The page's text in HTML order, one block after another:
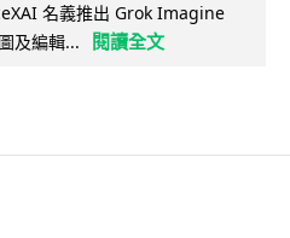
名義推出 Grok Imagine
及編輯...
閱讀全文